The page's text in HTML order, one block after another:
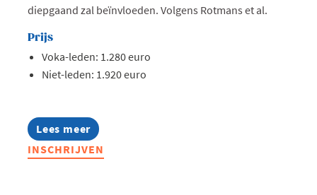
diepgaand zal beïnvloeden. Volgens Rotmans et al.
Prijs
Voka-leden: 1.280 euro
Niet-leden: 1.920 euro
Lees meer
about
Lerend
Netwerk
INSCHRIJVEN